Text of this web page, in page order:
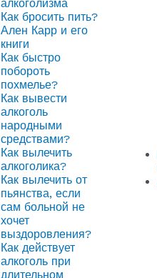
алкоголизма
Как бросить пить?
Ален Карр и его
книги
Как быстро
побороть
похмелье?
Как вывести
алкоголь
народными
средствами?
Как вылечить
алкоголика?
Как вылечить от
пьянства, если
сам больной не
хочет
выздоровления?
Как действует
алкоголь при
длительном